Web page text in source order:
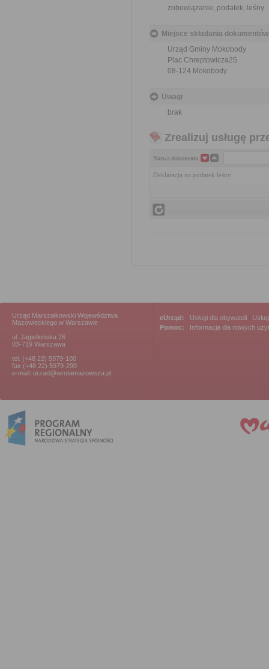
zobowiązanie, podatek, leśny
Miejsce składania dokumentów
Urząd Gminy Mokobody
Plac Chreptowicza25
08-124 Mokobody
Uwagi
brak
Zrealizuj usługę
Nazwa dokumentu
Deklaracja na podatek leśny
Urząd Marszałkowski Województwa
Mazowieckiego w Warszawie
ul. Jagiellońska 26
03-719 Warszawa
tel. (+48 22) 5979-100
fax (+48 22) 5979-290
e-mail: urzad@wrotamazowsza.pl
eUrząd: Usługi dla obywateli
Pomoc:
Informacja dla nowych